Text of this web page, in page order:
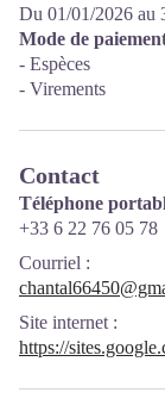
Du 01/01/2026 au
Mode de
- Espèces
- Virements
Contact
Téléphone
+33 6 22 76 05 78
Courriel :
Site internet :
https://